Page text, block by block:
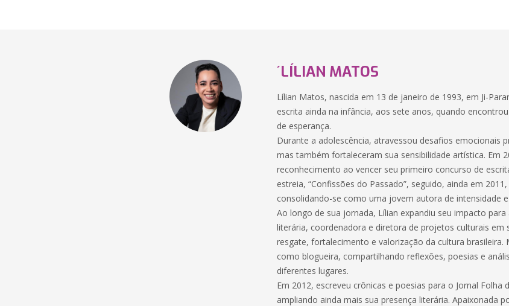
´LÍLIAN MATOS
Lílian Matos, nascida em 13 de janeiro de 1993, em Ji-
escrita ainda na infância, aos sete anos, quando
de esperança.
Durante a adolescência, atravessou desafios emocionais
mas também fortaleceram sua sensibilidade artística. Em
reconhecimento ao vencer seu primeiro concurso de
estreia, “Confissões do Passado”, seguido, ainda em
consolidando-se como uma jovem autora de intensidade
Ao longo de sua jornada, Lílian expandiu seu impacto
literária, coordenadora e diretora de projetos culturais
resgate, fortalecimento e valorização da cultura
como blogueira, compartilhando reflexões, poesias e
diferentes lugares.
Em 2012, escreveu crônicas e poesias para o Jornal Folha
ampliando ainda mais sua presença literária. Apaixonada